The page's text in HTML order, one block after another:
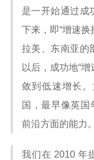
是一开始通过成
下来，即“增速
拉美、东南亚的
以后，成功地“
敛到低速增长
国，最早像英
前沿方面的能力。
我们在 2010 年